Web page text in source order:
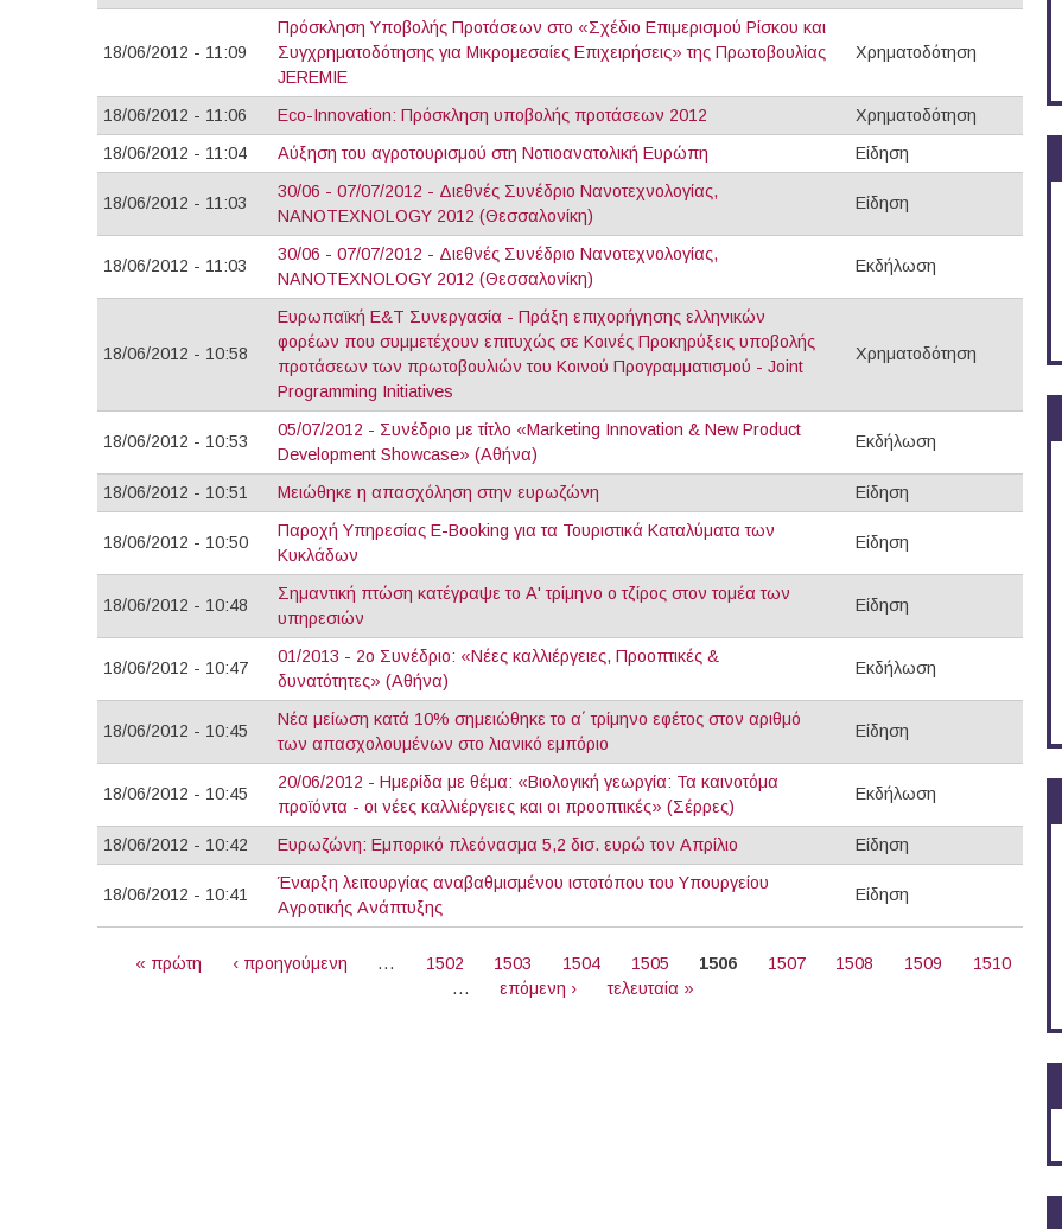
18/06/2012 - 11:09
Πρόσκληση Υποβολής Προτάσεων στο «Σχέδιο Επιμερισμού Ρίσκου και
Συγχρηματοδότησης για Μικρομεσαίες Επιχειρήσεις» της Πρωτοβουλίας
JEREMIE
Χρηματοδότηση
18/06/2012 - 11:06 Eco-Innovation: Πρόσκληση υποβολής προτάσεων 2012
Χρηματοδότηση
18/06/2012 - 11:04
Αύξηση του αγροτουρισμού στη Νοτιοανατολική Ευρώπη Είδηση
18/06/2012 - 11:03
30/06 - 07/07/2012 - Διεθνές Συνέδριο Νανοτεχνολογίας,
NANOTEXNOLOGY 2012 (Θεσσαλονίκη)
Είδηση
18/06/2012 - 11:03
30/06 - 07/07/2012 - Διεθνές Συνέδριο Νανοτεχνολογίας,
NANOTEXNOLOGY 2012 (Θεσσαλονίκη)
Εκδήλωση
18/06/2012 - 10:58
Ευρωπαϊκή Ε&Τ Συνεργασία - Πράξη επιχορήγησης ελληνικών
φορέων που συμμετέχουν επιτυχώς σε Κοινές Προκηρύξεις υποβολής
προτάσεων των πρωτοβουλιών του Κοινού Προγραμματισμού - Joint
Programming Initiatives
Χρηματοδότηση
18/06/2012 - 10:53
05/07/2012 - Συνέδριο με τίτλο «Marketing Innovation & New Product
Development Showcase» (Αθήνα)
Εκδήλωση
18/06/2012 - 10:51 Μειώθηκε η απασχόληση στην ευρωζώνη Είδηση
18/06/2012 - 10:50
Παροχή Υπηρεσίας E-Booking για τα Τουριστικά Καταλύματα των
Κυκλάδων
Είδηση
18/06/2012 - 10:48
Σημαντική πτώση κατέγραψε το Α' τρίμηνο ο τζίρος στον τομέα των
υπηρεσιών
Είδηση
18/06/2012 - 10:47
01/2013 - 2ο Συνέδριο: «Νέες καλλιέργειες, Προοπτικές &
δυνατότητες» (Αθήνα)
Εκδήλωση
18/06/2012 - 10:45
Νέα μείωση κατά 10% σημειώθηκε το α΄ τρίμηνο εφέτος στον αριθμό
των απασχολουμένων στο λιανικό εμπόριο
Είδηση
18/06/2012 - 10:45
20/06/2012 - Ημερίδα με θέμα: «Βιολογική γεωργία: Τα καινοτόμα
προϊόντα - οι νέες καλλιέργειες και οι προοπτικές» (Σέρρες)
Εκδήλωση
18/06/2012 - 10:42 Ευρωζώνη: Εμπορικό πλεόνασμα 5,2 δισ. ευρώ τον Απρίλιο Είδηση
18/06/2012 - 10:41
Έναρξη λειτουργίας αναβαθμισμένου ιστοτόπου του Υπουργείου
Αγροτικής Ανάπτυξης
Είδηση
« πρώτη ‹ προηγούμενη … 1502 1503 1504 1505 1506 1507 1508 1509
1510
…
επόμενη › τελευταία »